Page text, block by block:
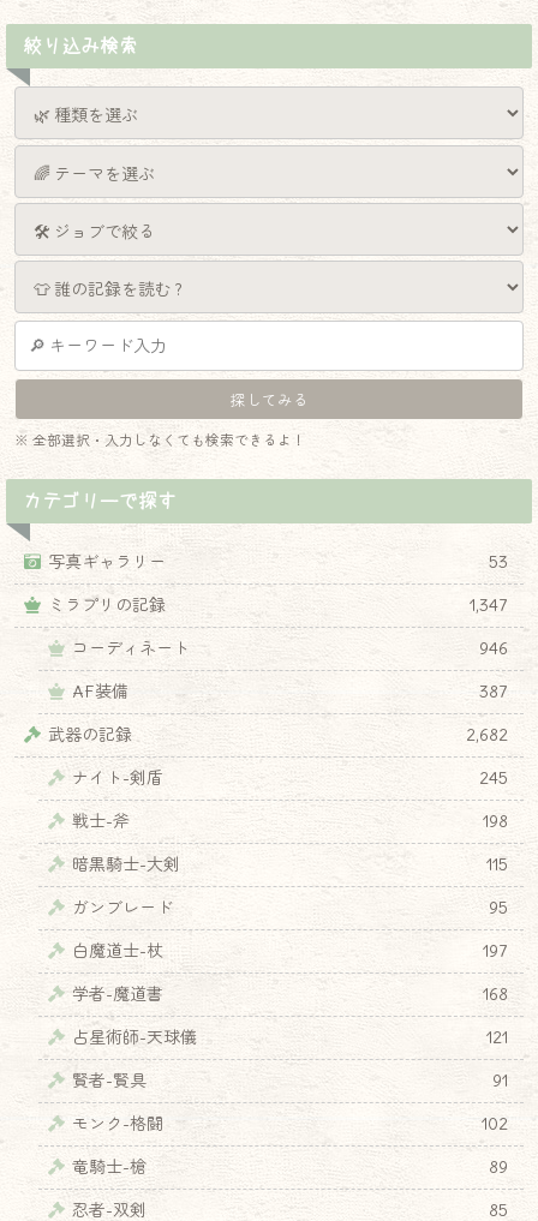
絞り込み検索
※ 全部選択・入力しなくても検索できるよ！
カテゴリーで探す
写真ギャラリー
53
ミラプリの記録
1,347
コーディネート
946
AF装備
387
武器の記録
2,682
ナイト-剣盾
245
戦士-斧
198
暗黒騎士-大剣
115
ガンブレード
95
白魔道士-杖
197
学者-魔道書
168
占星術師-天球儀
121
賢者-賢具
91
モンク-格闘
102
竜騎士-槍
89
忍者-双剣
85